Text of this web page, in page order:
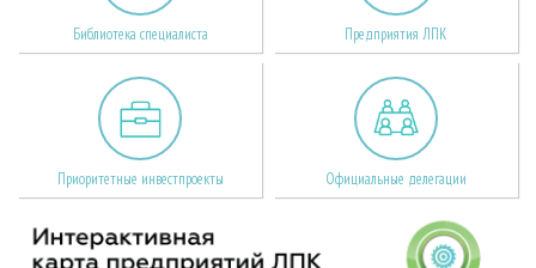
Библиотека специалиста Предприятия ЛПК
Приоритетные инвестпроекты Официальные делегации